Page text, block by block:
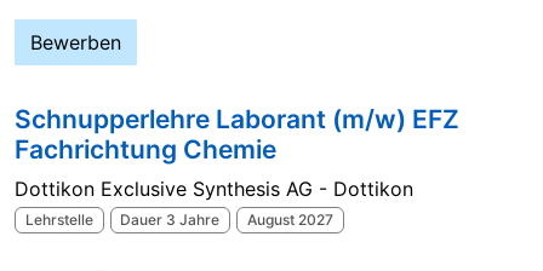
Bewerben
Schnupperlehre Laborant (m/w) EFZ
Fachrichtung Chemie
Dottikon Exclusive Synthesis AG - Dottikon
Lehrstelle Dauer 3 Jahre August 2027